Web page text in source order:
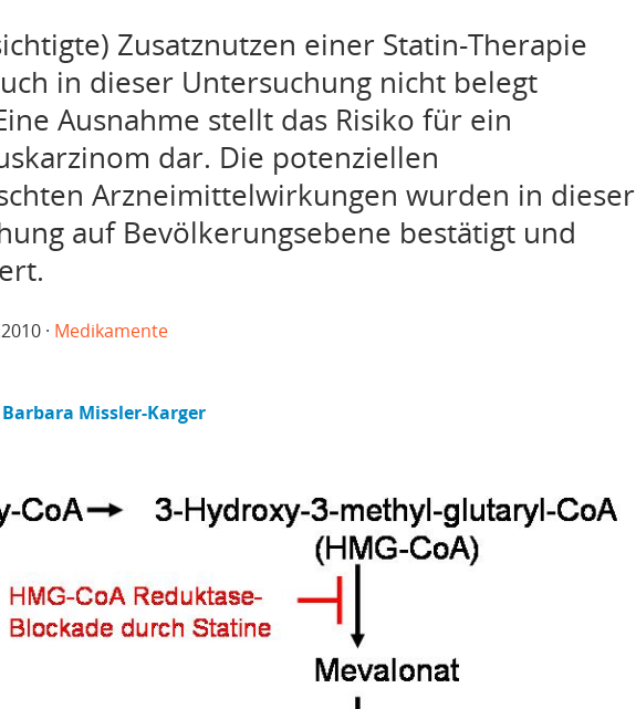
Zusatznutzen einer Statin-Therapie
in dieser Untersuchung nicht belegt
Ausnahme stellt das Risiko für ein
dar. Die potenziellen
Arzneimittelwirkungen wurden in dieser
auf Bevölkerungsebene bestätigt und
· Medikamente
Missler-Karger